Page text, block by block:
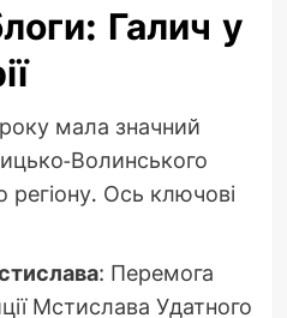
Галич у
мала значний
Волинського
регіону. Ось ключові
: Перемога
Мстислава Удатного